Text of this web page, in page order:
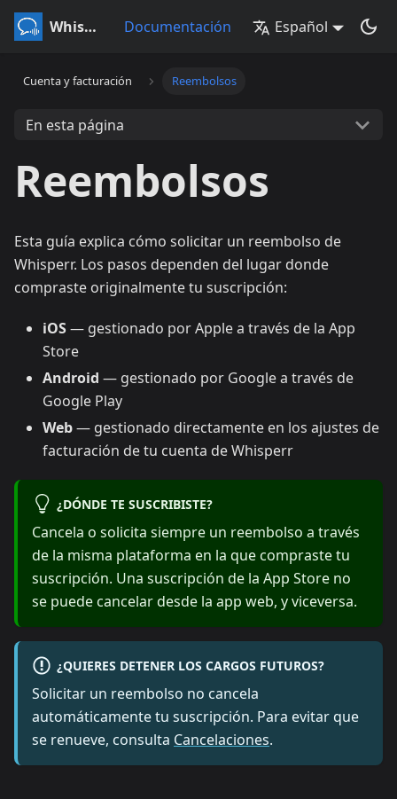
Whisperr Documentación Español
Cuenta y facturación Reembolsos
En esta página
Reembolsos
Esta guía explica cómo solicitar un reembolso de
Whisperr. Los pasos dependen del lugar donde
compraste originalmente tu suscripción:
iOS— gestionado por Apple a través de la App
Store
Android — gestionado por Google a través de
Google Play
Web— gestionado directamente en los ajustes de
facturación de tu cuenta de Whisperr
¿DÓNDE TE SUSCRIBISTE?
Cancela o solicita siempre un reembolso a través
de la misma plataforma en la que compraste tu
suscripción. Una suscripción de la App Store no
se puede cancelar desde la app web, y viceversa.
¿QUIERES DETENER LOS CARGOS FUTUROS?
Solicitar un reembolso no cancela
automáticamente tu suscripción. Para evitar que
se renueve, consulta Cancelaciones.